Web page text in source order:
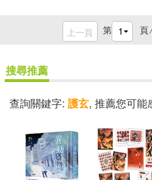
上一頁 第 頁
搜尋推薦
查詢關鍵字: 護玄, 推薦您可能